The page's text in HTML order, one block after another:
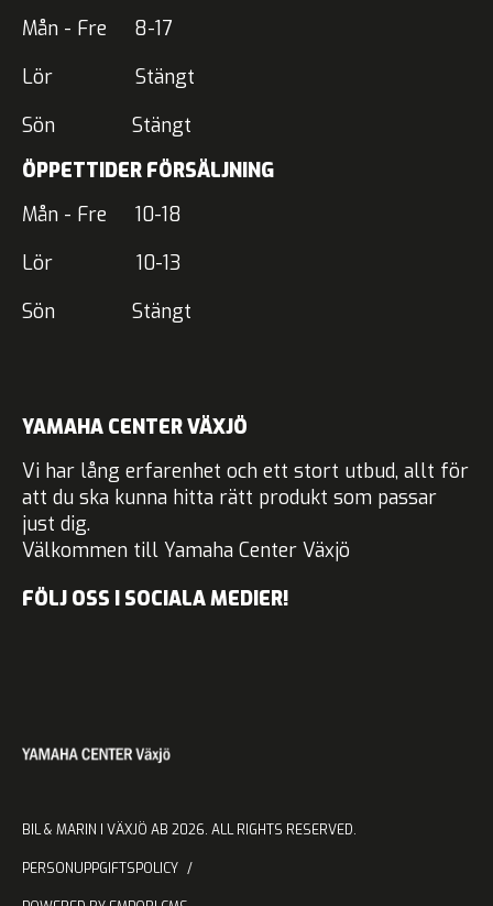
Mån - Fre 8-17
Lör Stängt
Sön Stängt
ÖPPETTIDER FÖRSÄLJNING
Mån - Fre 10-18
Lör 10-13
Sön Stängt
YAMAHA CENTER VÄXJÖ
Vi har lång erfarenhet och ett stort utbud, allt för
att du ska kunna hitta rätt produkt som passar
just dig.
Välkommen till Yamaha Center Växjö
FÖLJ OSS I SOCIALA MEDIER!
BIL & MARIN I VÄXJÖ AB 2026. ALL RIGHTS RESERVED.
PERSONUPPGIFTSPOLICY